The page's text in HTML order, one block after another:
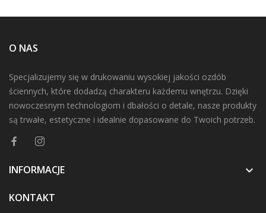
O NAS
Specjalizujemy się w drukowaniu wysokiej jakości ozdób
ściennych, które dodadzą charakteru każdemu wnętrzu. Dzięki
nowoczesnym technologiom i dbałości o detale, nasze produkty
są trwałe, estetyczne i idealnie dopasowane do Twoich potrzeb.
INFORMACJE 
KONTAKT